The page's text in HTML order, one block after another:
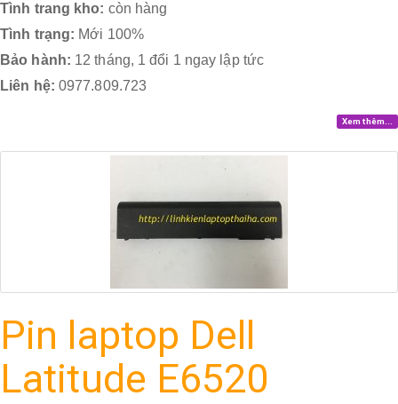
Tình trang kho: còn hàng
Tình trạng: Mới 100%
Bảo hành: 12 tháng, 1 đổi 1 ngay lập tức
Liên hệ: 0977.809.723
Xem thêm...
Pin laptop Dell
Latitude E6520